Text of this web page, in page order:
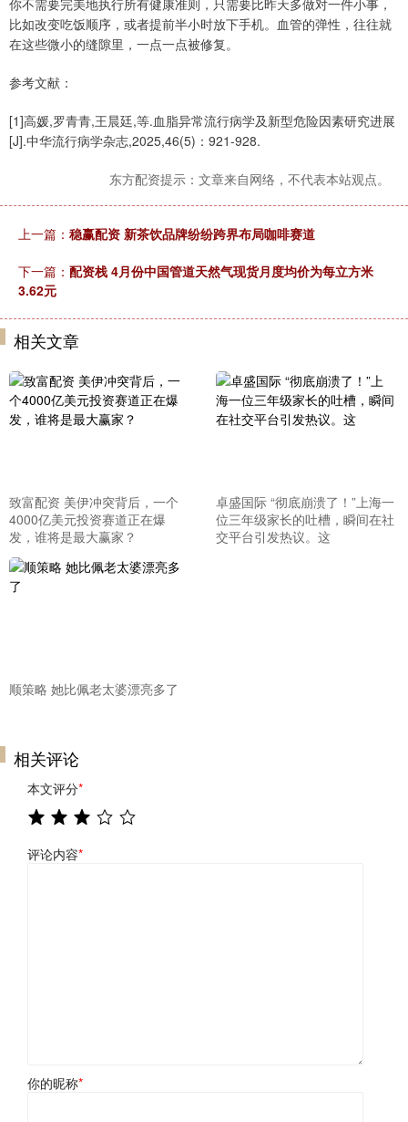
你不需要完美地执行所有健康准则，只需要比昨天多做对一件小事，
比如改变吃饭顺序，或者提前半小时放下手机。血管的弹性，往往就
在这些微小的缝隙里，一点一点被修复。
参考文献：
[1]高媛,罗青青,王晨廷,等.血脂异常流行病学及新型危险因素研究进展
[J].中华流行病学杂志,2025,46(5)：921-928.
东方配资提示：文章来自网络，不代表本站观点。
上一篇： 稳赢配资 新茶饮品牌纷纷跨界布局咖啡赛道
下一篇： 配资栈 4月份中国管道天然气现货月度均价为每立方米
3.62元
相关文章
致富配资 美伊冲突背后，一个
4000亿美元投资赛道正在爆
发，谁将是最大赢家？
卓盛国际 “彻底崩溃了！”上海一
位三年级家长的吐槽，瞬间在社
交平台引发热议。这
顺策略 她比佩老太婆漂亮多了
相关评论
本文评分*
评论内容*
你的昵称*